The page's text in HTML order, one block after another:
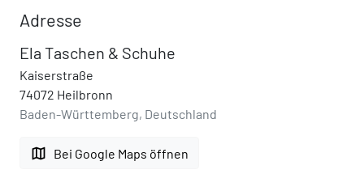
Adresse
Ela Taschen & Schuhe
Kaiserstraße
74072 Heilbronn
Baden-Württemberg, Deutschland
map Bei Google Maps öffnen